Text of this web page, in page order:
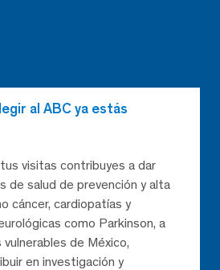
al ABC ya estás
visitas contribuyes a dar
de salud de prevención y alta
cáncer, cardiopatías y
como Parkinson, a
de México,
en investigación y